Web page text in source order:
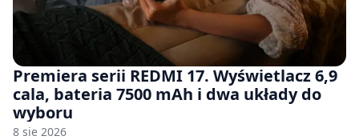
Premiera serii REDMI 17. Wyświetlacz 6,9
cala, bateria 7500 mAh i dwa układy do
wyboru
8 sie 2026